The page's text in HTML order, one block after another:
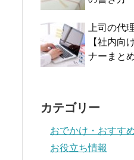
上司の代
【社内向
ナーまと
カテゴリー
おでかけ・おすす
お役立ち情報